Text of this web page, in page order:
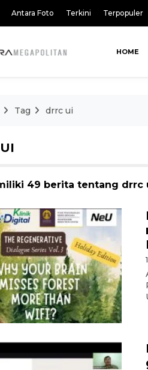
Antara Foto Terkini Terpopuler
HOME
Tag drrc ui
49 berita tentang drrc